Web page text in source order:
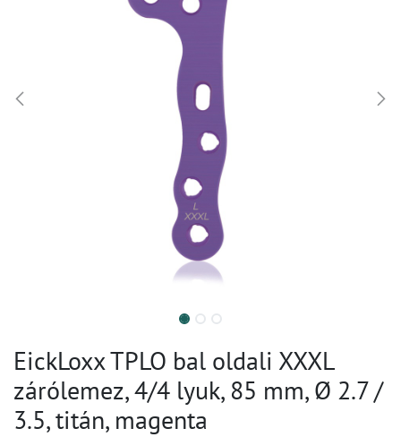
EickLoxx TPLO bal oldali XXXL
zárólemez, 4/4 lyuk, 85 mm, Ø 2.7 /
3.5, titán, magenta